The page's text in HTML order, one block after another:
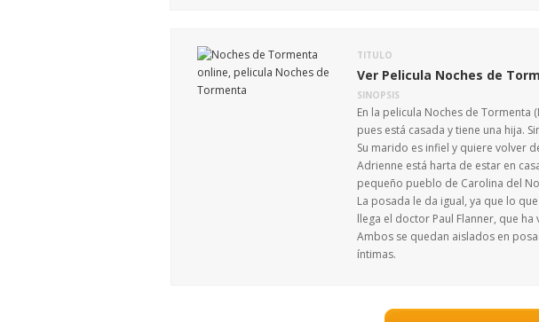
TITULO
Ver Pelicula Noches de
SINOPSIS
En la pelicula Noches de Tormenta
pues está casada y tiene una hija.
Su marido es infiel y quiere volver
Adrienne está harta de estar en
pequeño pueblo de Carolina del
La posada le da igual, ya que lo
llega el doctor Paul Flanner, que
Ambos se quedan aislados en
íntimas.